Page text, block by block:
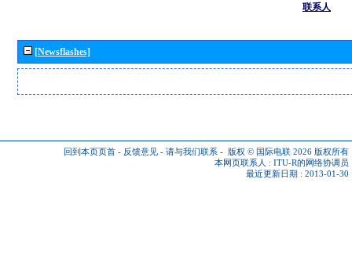
联系人
[Newsflashes]
回到本页页首 - 反馈意见 - 请与我们联系 - 版权 © 国际电联 2026 版权所有
本网页联系人 : ITU-R的网络协调员
最近更新日期 : 2013-01-30